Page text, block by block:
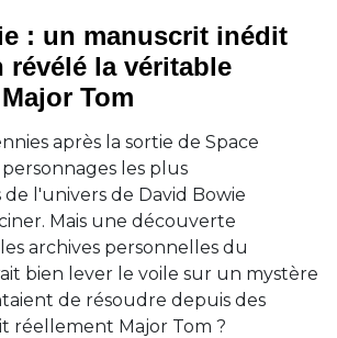
: un manuscrit inédit
révélé la véritable
Tom
après la sortie de Space
les plus
l'univers de David Bowie
Mais une découverte
archives personnelles du
bien lever le voile sur un mystère
de résoudre depuis des
réellement Major Tom ?